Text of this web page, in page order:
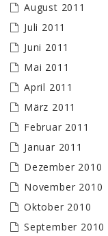
August 2011
Juli 2011
Juni 2011
Mai 2011
April 2011
März 2011
Februar 2011
Januar 2011
Dezember 2010
November 2010
Oktober 2010
September 2010